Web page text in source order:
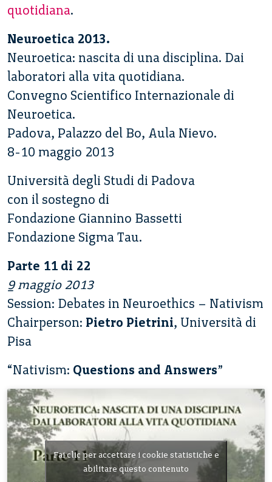
quotidiana.
Neuroetica 2013.
Neuroetica: nascita di una disciplina. Dai
laboratori alla vita quotidiana.
Convegno Scientifico Internazionale di
Neuroetica.
Padova, Palazzo del Bo, Aula Nievo.
8-10 maggio 2013
Università degli Studi di Padova
con il sostegno di
Fondazione Giannino Bassetti
Fondazione Sigma Tau.
Parte 11 di 22
9 maggio 2013
Session: Debates in Neuroethics – Nativism
Chairperson: Pietro Pietrini, Università di
Pisa
“Nativism: Questions and Answers”
Fai clic per accettare i cookie statistiche e
abilitare questo contenuto